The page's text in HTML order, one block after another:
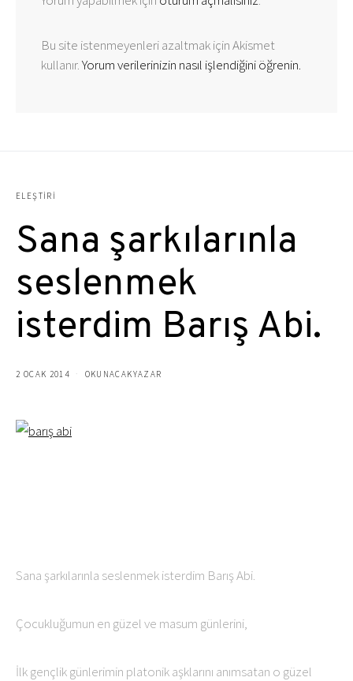
Bu site istenmeyenleri azaltmak için Akismet
kullanır.Yorum verilerinizin nasıl işlendiğini öğrenin.
ELEŞTIRI
Sana şarkılarınla
seslenmek
isterdim Barış Abi.
2 OCAK 2014 OKUNACAKYAZAR
Sana şarkılarınla seslenmek isterdim Barış Abi.
Çocukluğumun en güzel ve masum günlerini,
İlk gençlik günlerimin platonik aşklarını anımsatan o güzel